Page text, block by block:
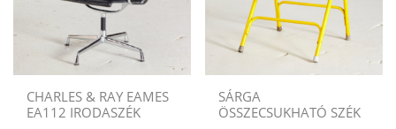
CHARLES & RAY EAMES
EA112 IRODASZÉK
SÁRGA
ÖSSZECSUKHATÓ SZÉK